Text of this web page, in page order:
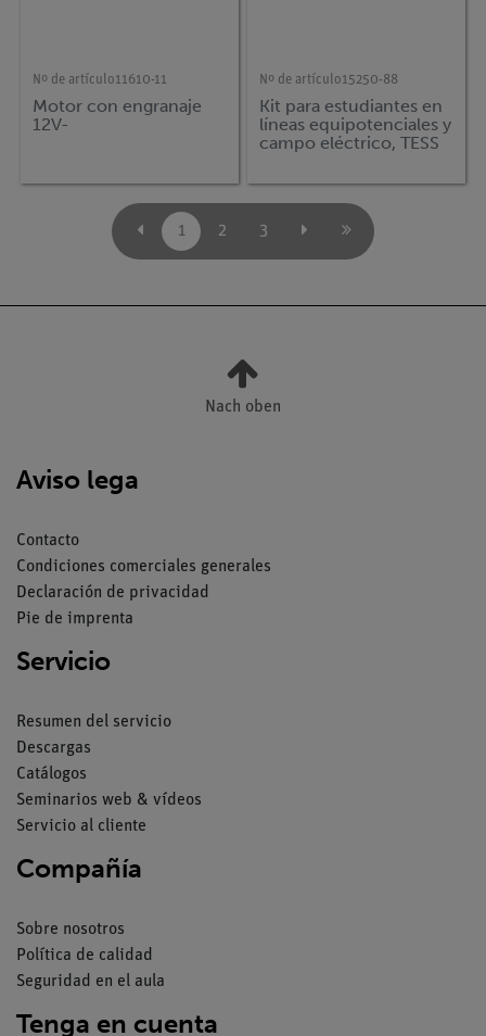
Nº de artículo11610-11
Motor con engranaje
12V-
Nº de artículo15250-88
Kit para estudiantes en
líneas equipotenciales y
campo eléctrico, TESS
1 2 3
Nach oben
Aviso lega
Contacto
Condiciones comerciales generales
Declaración de privacidad
Pie de imprenta
Servicio
Resumen del servicio
Descargas
Catálogos
Seminarios web & vídeos
Servicio al cliente
Compañía
Sobre nosotros
Política de calidad
Seguridad en el aula
Tenga en cuenta